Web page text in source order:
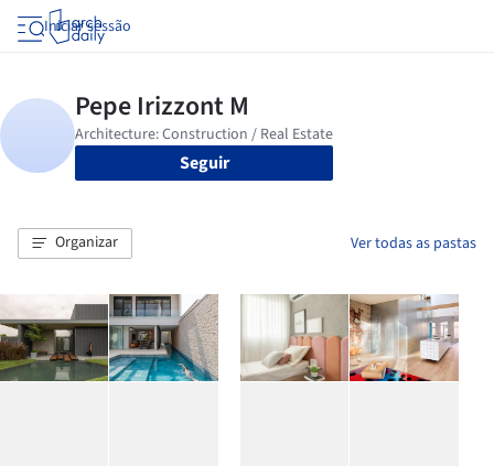
Iniciar sessão
Seguir
Organizar Ver todas as pastas